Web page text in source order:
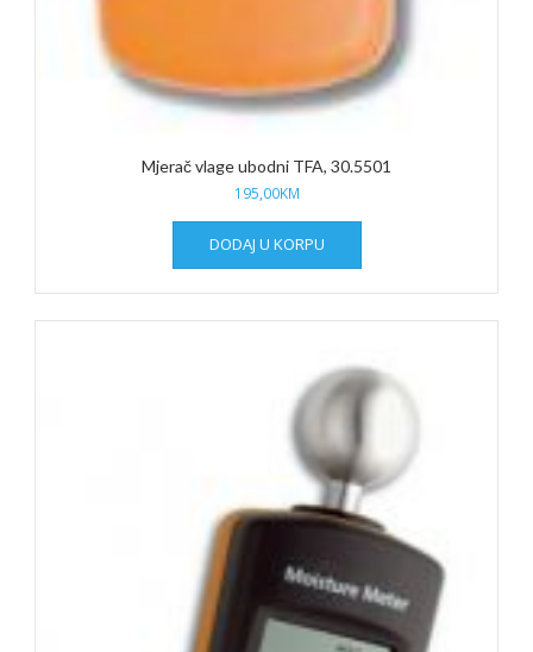
Mjerač vlage ubodni TFA, 30.5501
195,00KM
DODAJ U KORPU